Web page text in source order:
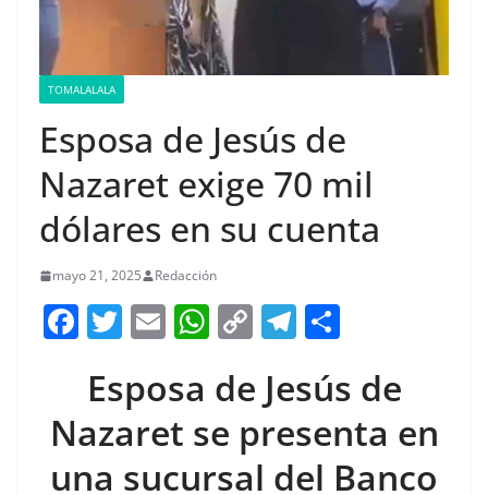
TOMALALALA
Esposa de Jesús de
Nazaret exige 70 mil
dólares en su cuenta
mayo 21, 2025 Redacción
F
c
e
b
T
itt
er
E
ai
l
W
at
s
A
C
p
y
Li
T
e
gr
a
ar
e
Esposa de Jesús de
Nazaret se presenta en
una sucursal del Banco